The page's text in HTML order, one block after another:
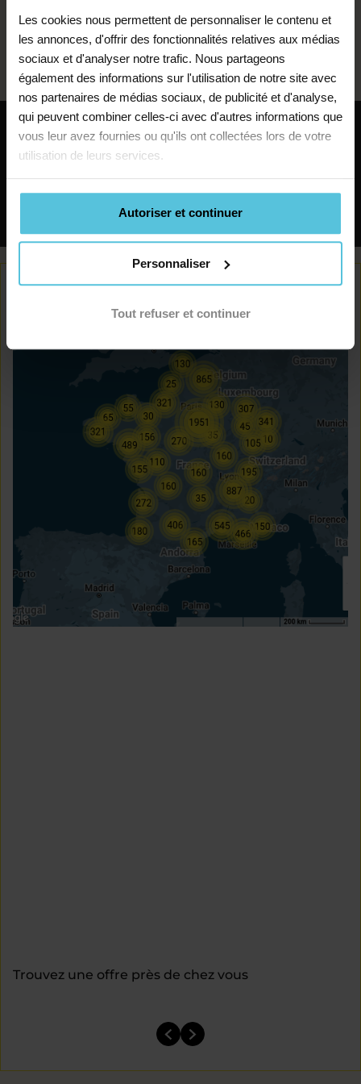
Les cookies nous permettent de personnaliser le contenu et
les annonces, d'offrir des fonctionnalités relatives aux médias
sociaux et d'analyser notre trafic. Nous partageons
également des informations sur l'utilisation de notre site avec
nos partenaires de médias sociaux, de publicité et d'analyse,
qui peuvent combiner celles-ci avec d'autres informations que
vous leur avez fournies ou qu'ils ont collectées lors de votre
utilisation de leurs services.
Autoriser et continuer
Personnaliser
Tout refuser et continuer
Nous planifions
ensemble des
échanges réguliers
Pour suivre vos progrès, je fais le point
pour m’assurer que les cours
répondent bien à vos objectifs.
Développez le talent de vos guitaristes en herbe !
Devenir prof de musique
à Chambourcy
Trouvez une offre près de chez vous